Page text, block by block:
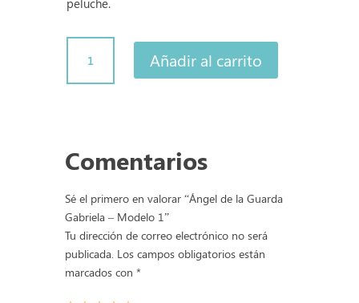
la
Modelo
1
cantidad
Añadir al carrito
Comentarios
Sé el primero en valorar “Ángel de la Guarda
Gabriela – Modelo 1”
Tu dirección de correo electrónico no será
publicada. Los campos obligatorios están
marcados con *